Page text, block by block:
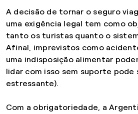
A decisão de tornar o seguro
uma exigência legal tem como
tanto os turistas quanto o
Afinal, imprevistos como
uma indisposição alimentar
lidar com isso sem suporte pode
estressante).
Com a obrigatoriedade, a